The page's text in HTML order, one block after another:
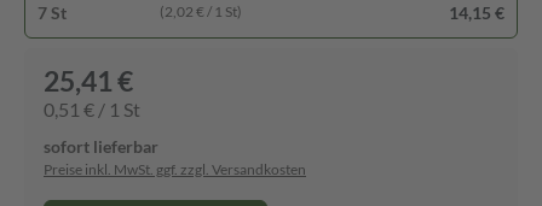
7 St (2,02 € / 1 St) 14,15 €
25,41 €
0,51 € / 1 St
sofort lieferbar
Preise inkl. MwSt. ggf. zzgl. Versandkosten